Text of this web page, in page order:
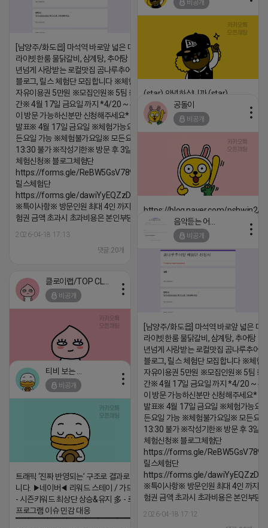
[남양주/화도읍] 마석역 바로앞 넓은 매장과, 프
라이빗한룸 물닭갈비, 삼계탕, 추어탕 맛집 10
년넘게 사랑받는 로컬맛집 곰나루추어탕에서
블로그, 릴스 체험단 모집합니다 ※체험메뉴※
자유이용권 5만원 ※모집인원※ 5팀 ※모집기
간※ 4월 17일 금요일 까지 *4/20 ~ 4/26 사
이 방문 가능하신분만 신청해주세요* ※체험단
발표※ 4월 17일 금요일 ※체험가능요일※ 모
든요일 가능 ※체험불가요일※ 모든요일 12 ~
13:30 불가 ※작성기한※ 방문 후 3일 이내 ※
체험신청※ 블로그체험단
https://forms.gle/ReBW5GsV789ur2Pz6
릴스체험단
https://forms.gle/dawiYyEQZzDdqf8W8
※특이사항※ 방문인원 최대 4인 까지 가능 체
험권 금액 초과시 초과비용은 본인부담입니다.
2026-04-18 17:13
댓글:20개
비공개
(star) 안녕하십니까 (star)
2026-04-18 17:12
공돌이
비공개
https://blog.naver.com/pshwin2/
2026-04-18 17:12
비공개
[남양주/화도읍] 마석역 바로앞 넓은 매
라이빗한룸 물닭갈비, 삼계탕, 추어탕 맛
년넘게 사랑받는 로컬맛집 곰나루추어
블로그, 릴스 체험단 모집합니다 ※체험
자유이용권 5만원 ※모집인원※ 5팀 ※
간※ 4월 17일 금요일 까지 *4/20 ~ 4/
이 방문 가능하신분만 신청해주세요* ※
발표※ 4월 17일 금요일 ※체험가능요
든요일 가능 ※체험불가요일※ 모든요
13:30 불가 ※작성기한※ 방문 후 3일
체험신청※ 블로그체험단
https://forms.gle/
릴스체험단
https://forms.gle/
※특이사항※ 방문인원 최대 4인 까지
험권 금액 초과시 초과비용은 본인부담
2026-04-18 17:12
비공개
2026-04-18 17:05
비공개
트래픽 ‘진짜 반영되는’ 구조로 결과로 보여드립
니다. ▶네이버◀ 리워드 스테이 / 가드 / 자몽 등
- 시즌키워드 최상단 상승&유지 多 - 로직변화,
프로그램 이슈 민감 대응
▔▔▔▔▔▔▔▔▔▔▔▔▔▔▔▔▔▔ ▶쿠팡◀